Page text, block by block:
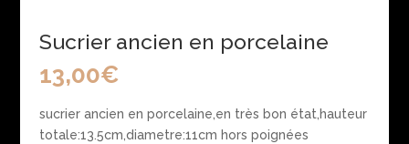
Sucrier ancien en porcelaine
13,00€
sucrier ancien en porcelaine,en très bon état,hauteur
totale:13.5cm,diametre:11cm hors poignées